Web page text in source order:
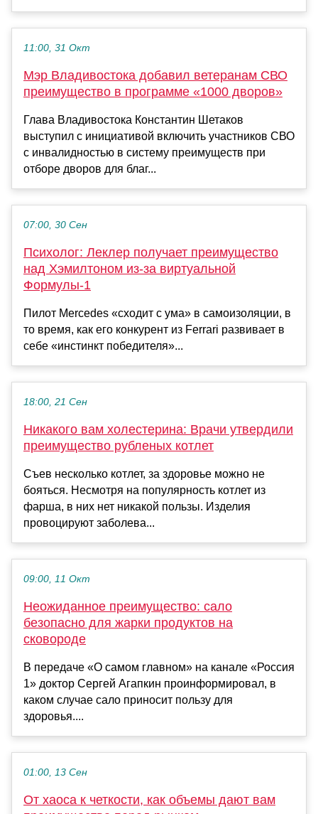
11:00, 31 Окт
Мэр Владивостока добавил ветеранам СВО
преимущество в программе «1000 дворов»
Глава Владивостока Константин Шетаков
выступил с инициативой включить участников СВО
с инвалидностью в систему преимуществ при
отборе дворов для благ...
07:00, 30 Сен
Психолог: Леклер получает преимущество
над Хэмилтоном из-за виртуальной
Формулы-1
Пилот Mercedes «сходит с ума» в самоизоляции, в
то время, как его конкурент из Ferrari развивает в
себе «инстинкт победителя»...
18:00, 21 Сен
Никакого вам холестерина: Врачи утвердили
преимущество рубленых котлет
Съев несколько котлет, за здоровье можно не
бояться. Несмотря на популярность котлет из
фарша, в них нет никакой пользы. Изделия
провоцируют заболева...
09:00, 11 Окт
Неожиданное преимущество: сало
безопасно для жарки продуктов на
сковороде
В передаче «О самом главном» на канале «Россия
1» доктор Сергей Агапкин проинформировал, в
каком случае сало приносит пользу для
здоровья....
01:00, 13 Сен
От хаоса к четкости, как объемы дают вам